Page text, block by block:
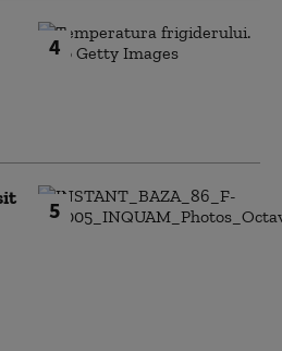
4
5